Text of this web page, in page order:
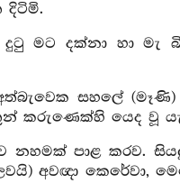
දිටිමි.
මට දක්නා හා මැ
අත්බැවෙක සහලේ
කරුණෙක්හි යෙද වූ
නහමක් පාළ කරව.
අවඥා කෙරේවා,